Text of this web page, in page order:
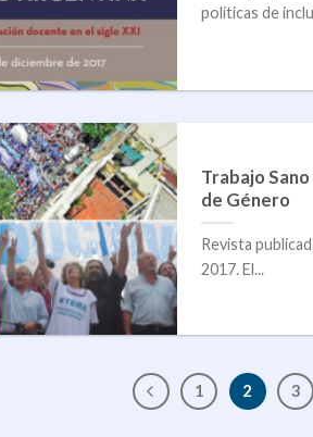
políticas de
Trabajo
de Género
Revista
2017. El...
1 2 3